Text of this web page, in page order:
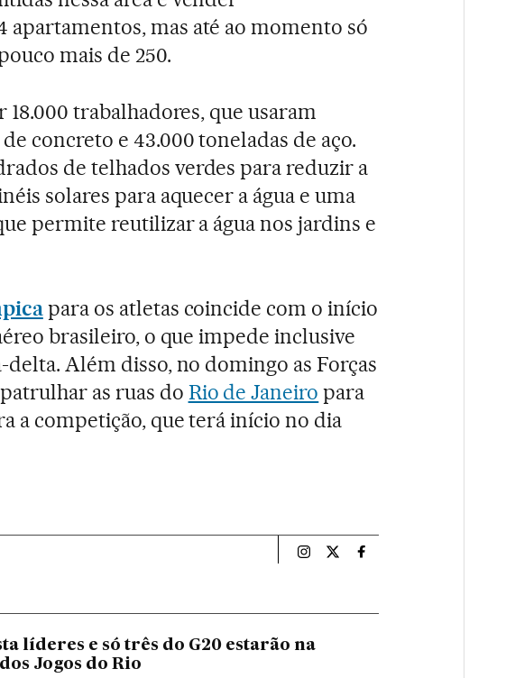
apartamentos, mas até ao momento só
mais de 250.
trabalhadores, que usaram
concreto e 43.000 toneladas de aço.
de telhados verdes para reduzir a
solares para aquecer a água e uma
permite reutilizar a água nos jardins e
para os atletas coincide com o início
brasileiro, o que impede inclusive
delta. Além disso, no domingo as Forças
as ruas do Rio de Janeiro para
a competição, que terá início no dia
Esportes El País Brasil en
Esportes El País Brasil en
Esportes El País Brasil
líderes e só três do G20 estarão na
Jogos do Rio